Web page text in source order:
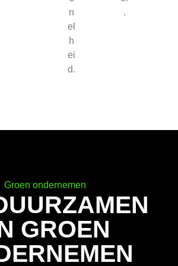
n
el
h
ei
d.
.
Groen ondernemen
GROEN